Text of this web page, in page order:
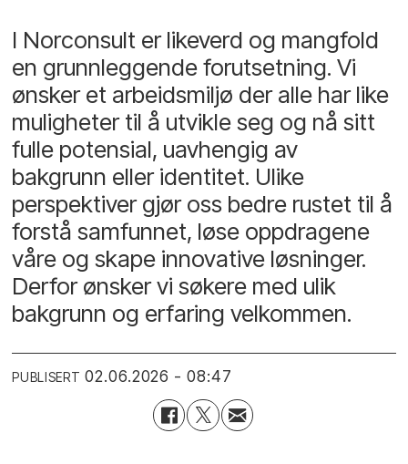
I Norconsult er likeverd og mangfold
en grunnleggende forutsetning. Vi
ønsker et arbeidsmiljø der alle har like
muligheter til å utvikle seg og nå sitt
fulle potensial, uavhengig av
bakgrunn eller identitet. Ulike
perspektiver gjør oss bedre rustet til å
forstå samfunnet, løse oppdragene
våre og skape innovative løsninger.
Derfor ønsker vi søkere med ulik
bakgrunn og erfaring velkommen.
PUBLISERT 02.06.2026 - 08:47